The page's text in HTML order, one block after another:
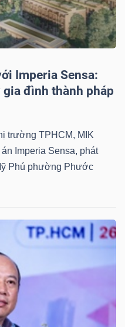
Imperia Sensa:
đình thành pháp
trường TPHCM, MIK
Imperia Sensa, phát
Phú phường Phước